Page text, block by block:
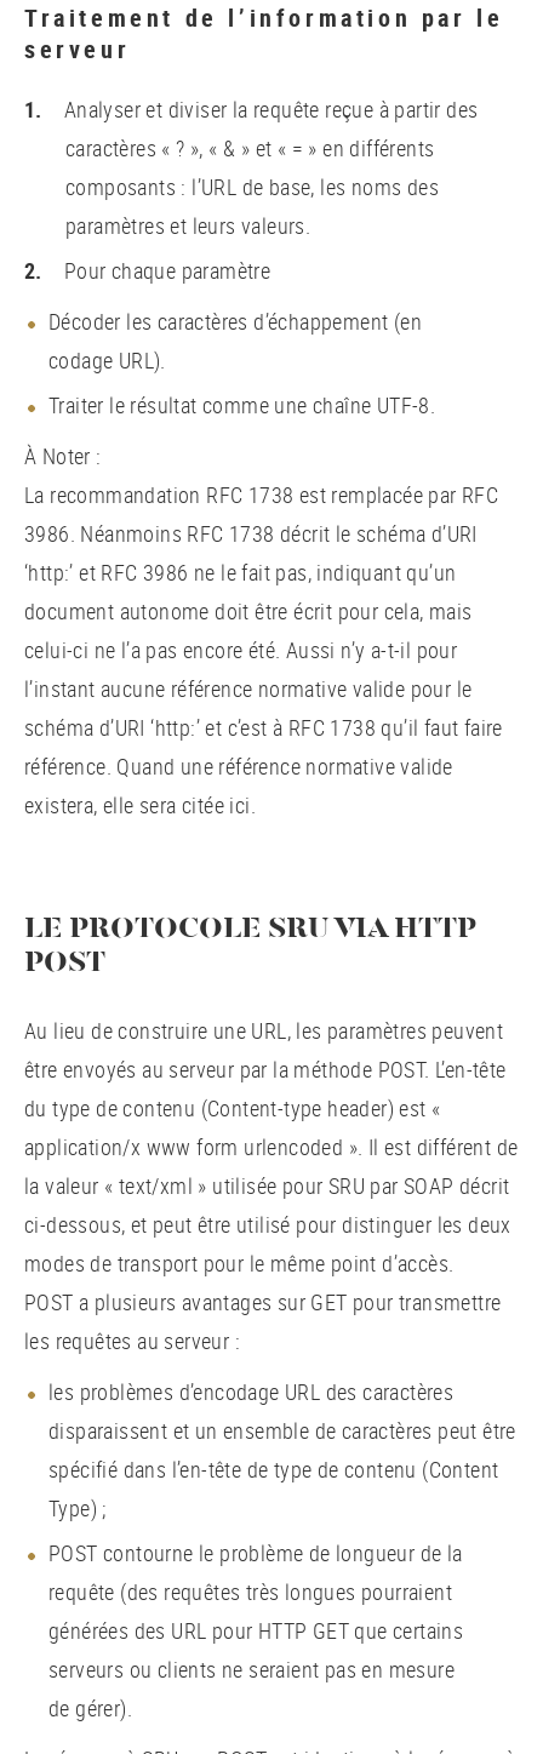
Traitement de l’information par le
serveur
Analyser et diviser la requête reçue à partir des
caractères « ? », « & » et « = » en différents
composants : l’URL de base, les noms des
paramètres et leurs valeurs.
Pour chaque paramètre
Décoder les caractères d’échappement (en
codage URL).
Traiter le résultat comme une chaîne UTF-8.
À Noter :
La recommandation RFC 1738 est remplacée par RFC
3986. Néanmoins RFC 1738 décrit le schéma d’URI
‘http:’ et RFC 3986 ne le fait pas, indiquant qu’un
document autonome doit être écrit pour cela, mais
celui-ci ne l’a pas encore été. Aussi n’y a-t-il pour
l’instant aucune référence normative valide pour le
schéma d’URI ‘http:’ et c’est à RFC 1738 qu’il faut faire
référence. Quand une référence normative valide
existera, elle sera citée ici.
LE PROTOCOLE SRU VIA HTTP
POST
Au lieu de construire une URL, les paramètres peuvent
être envoyés au serveur par la méthode POST. L’en-tête
du type de contenu (Content-type header) est «
application/x www form urlencoded ». Il est différent de
la valeur « text/xml » utilisée pour SRU par SOAP décrit
ci-dessous, et peut être utilisé pour distinguer les deux
modes de transport pour le même point d’accès.
POST a plusieurs avantages sur GET pour transmettre
les requêtes au serveur :
les problèmes d’encodage URL des caractères
disparaissent et un ensemble de caractères peut être
spécifié dans l’en-tête de type de contenu (Content
Type) ;
POST contourne le problème de longueur de la
requête (des requêtes très longues pourraient
générées des URL pour HTTP GET que certains
serveurs ou clients ne seraient pas en mesure
de gérer).